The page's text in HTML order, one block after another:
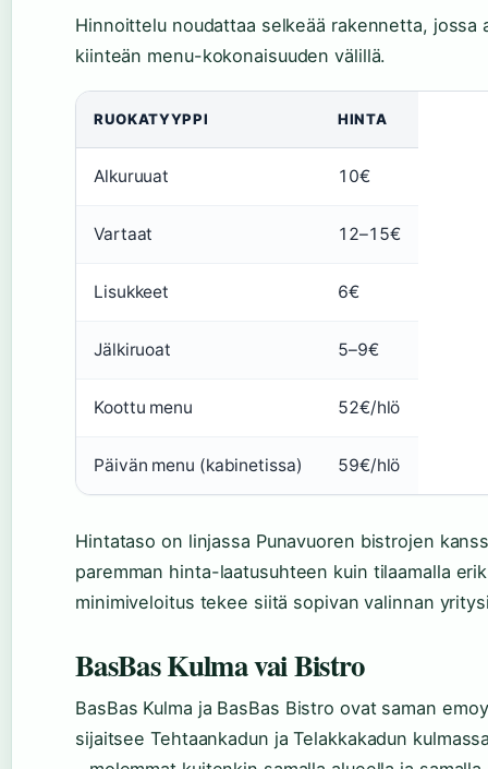
Hinnoittelu noudattaa selkeää rakennetta,
kiinteän menu-kokonaisuuden välillä.
RUOKATYYPPI HINTA
Alkuruuat 10€
Vartaat 12–15€
Lisukkeet 6€
Jälkiruoat 5–9€
Koottu menu 52€/hlö
Päivän menu (kabinetissa) 59€/hlö
Hintataso on linjassa Punavuoren bistrojen
paremman hinta-laatusuhteen kuin tilaamalla
minimiveloitus tekee siitä sopivan valinnan
BasBas Kulma vai Bistro
BasBas Kulma ja BasBas Bistro ovat saman
sijaitsee Tehtaankadun ja Telakkakadun